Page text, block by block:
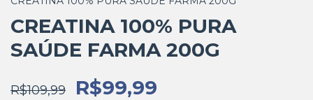
CREATINA 100% PURA
SAÚDE FARMA 200G
R$109,99 R$99,99